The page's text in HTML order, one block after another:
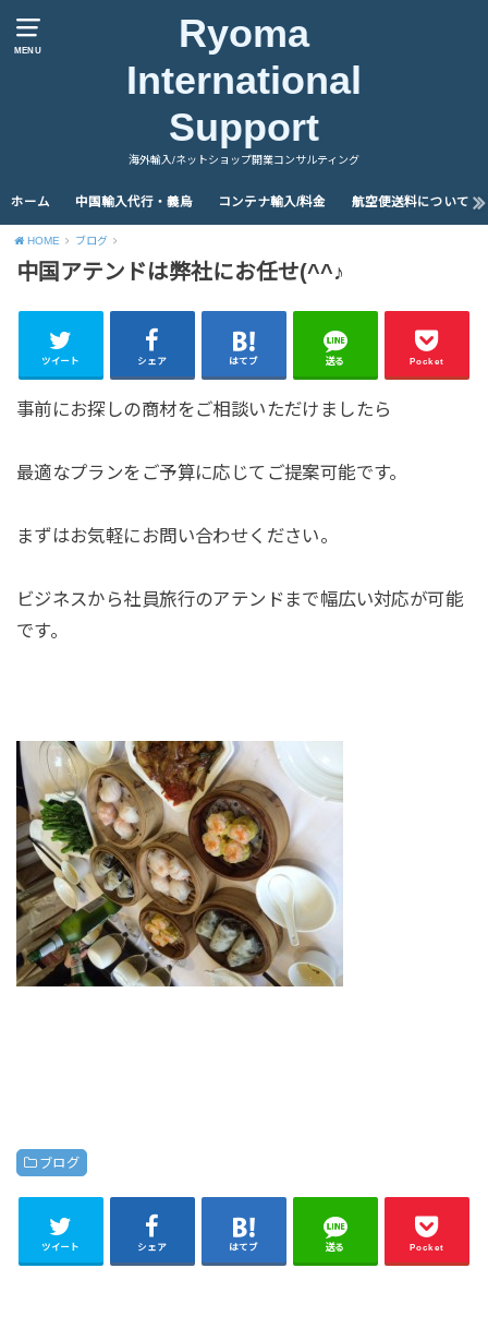
MENU
Ryoma
International
Support
海外輸入/ネットショップ開業コンサルティング
ホーム 中国輸入代行・義烏 コンテナ輸入/料金 航空便送料について
HOME ブログ
中国アテンドは弊社にお任せ(^^♪
ツイート シェア はてブ 送る Pocket
事前にお探しの商材をご相談いただけましたら
最適なプランをご予算に応じてご提案可能です。
まずはお気軽にお問い合わせください。
ビジネスから社員旅行のアテンドまで幅広い対応が可能
です。
ブログ
ツイート シェア はてブ 送る Pocket